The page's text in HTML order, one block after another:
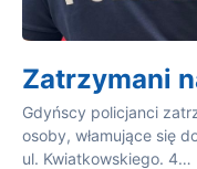
Zatrzymani
Gdyńscy policjanci
osoby, włamujące się
ul. Kwiatkowskiego. 4…